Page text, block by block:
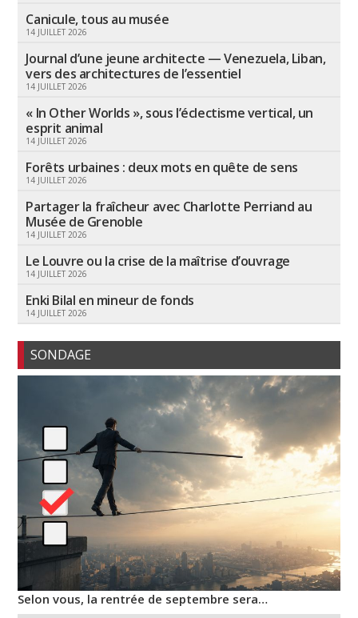
Canicule, tous au musée
14 JUILLET 2026
Journal d’une jeune architecte — Venezuela, Liban,
vers des architectures de l’essentiel
14 JUILLET 2026
« In Other Worlds », sous l’éclectisme vertical, un
esprit animal
14 JUILLET 2026
Forêts urbaines : deux mots en quête de sens
14 JUILLET 2026
Partager la fraîcheur avec Charlotte Perriand au
Musée de Grenoble
14 JUILLET 2026
Le Louvre ou la crise de la maîtrise d’ouvrage
14 JUILLET 2026
Enki Bilal en mineur de fonds
14 JUILLET 2026
SONDAGE
Selon vous, la rentrée de septembre sera…